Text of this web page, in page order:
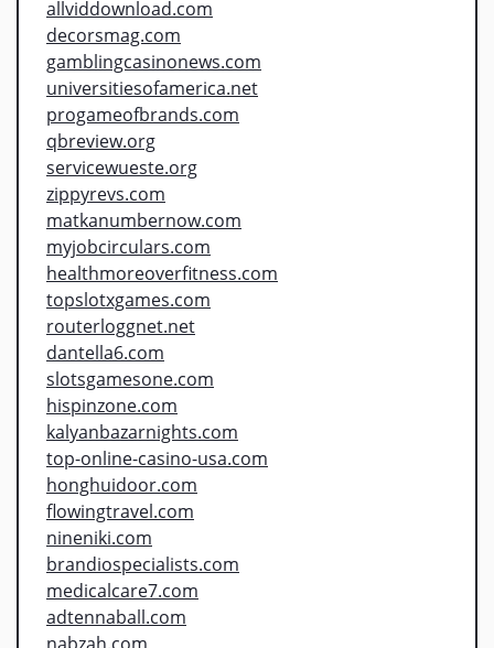
allviddownload.com
decorsmag.com
gamblingcasinonews.com
universitiesofamerica.net
progameofbrands.com
qbreview.org
servicewueste.org
zippyrevs.com
matkanumbernow.com
myjobcirculars.com
healthmoreoverfitness.com
topslotxgames.com
routerloggnet.net
dantella6.com
slotsgamesone.com
hispinzone.com
kalyanbazarnights.com
top-online-casino-usa.com
honghuidoor.com
flowingtravel.com
nineniki.com
brandiospecialists.com
medicalcare7.com
adtennaball.com